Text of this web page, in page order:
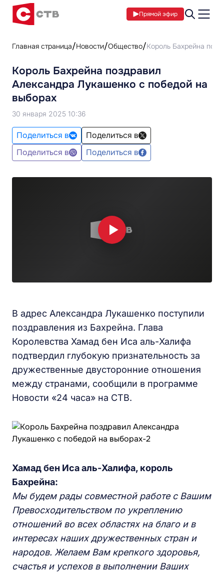
Прямой эфир
Главная страница Новости Общество Король Бахрейна
Король Бахрейна поздравил
Александра Лукашенко с победой на
выборах
30 января 2025 10:36
Поделиться в
Поделиться в
Поделиться в
Поделиться в
В адрес Александра Лукашенко поступили
поздравления из Бахрейна. Глава
Королевства Хамад бен Иса аль-Халифа
подтвердил глубокую признательность за
дружественные двусторонние отношения
между странами, сообщили в программе
Новости «24 часа» на СТВ.
Хамад бен Иса аль-Халифа, король
Бахрейна:
Мы будем рады совместной работе с Вашим
Превосходительством по укреплению
отношений во всех областях на благо и в
интересах наших дружественных стран и
народов. Желаем Вам крепкого здоровья,
счастья и успехов в выполнении Ваших